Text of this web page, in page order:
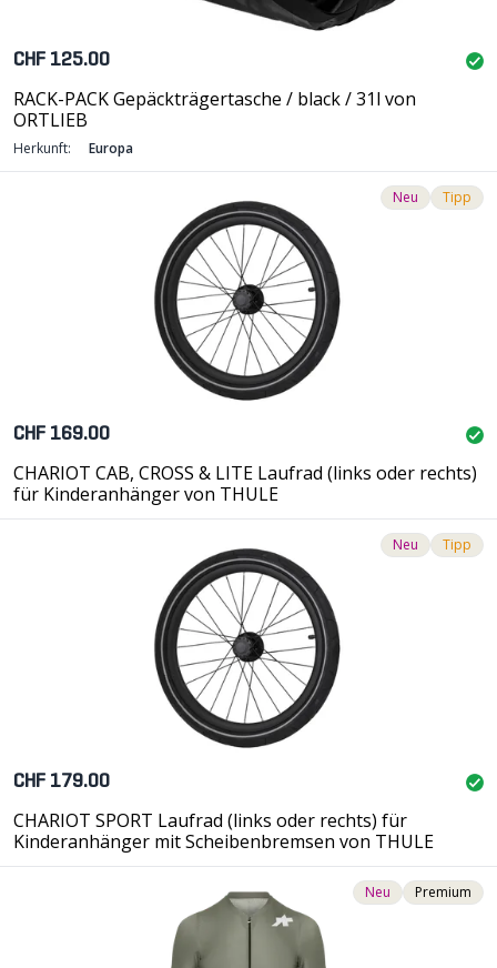
CHF 125.00
RACK-PACK Gepäckträgertasche / black / 31l von
ORTLIEB
Herkunft: Europa
Neu Tipp
CHF 169.00
CHARIOT CAB, CROSS & LITE Laufrad (links oder rechts)
für Kinderanhänger von THULE
Neu Tipp
CHF 179.00
CHARIOT SPORT Laufrad (links oder rechts) für
Kinderanhänger mit Scheibenbremsen von THULE
Neu Premium